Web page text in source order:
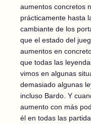
aumentos concretos
prácticamente hasta
cambiante de los
que el estado del
aumentos en
que todas las
vimos en algunas
demasiado algunas
incluso Bardo. Y
aumento con más
él en todas las